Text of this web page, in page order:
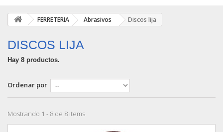
FERRETERIA Abrasivos Discos lija
DISCOS LIJA
Hay 8 productos.
Ordenar por
Mostrando 1 - 8 de 8 items